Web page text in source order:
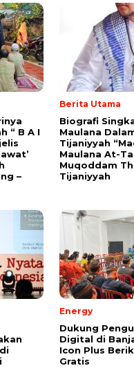
“ B A I
–
Berita Utama
Biografi
Maulana
Tijaniyyah
Maulana At-
Muqoddam
Tijaniyyah
Energy
Dukung
Digital di
Icon Plus
Gratis